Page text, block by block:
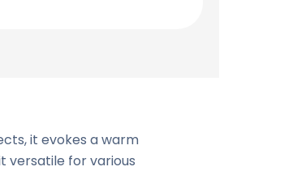
it evokes a warm
versatile for various